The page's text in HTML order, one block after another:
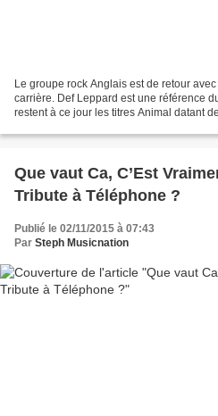
Le groupe rock Anglais est de retour
carrière. Def Leppard est une référence
restent à ce jour les titres Animal datant
Que vaut Ca, C’Est
Tribute à Téléphone ?
Publié le 02/11/2015 à 07:43
Par Steph Musicnation